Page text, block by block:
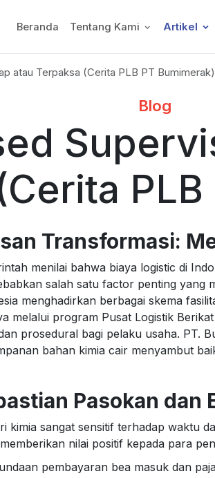
Beranda Tentang Kami Artikel
atau Terpaksa (Cerita PLB PT Bumimerak)
Blog
Transformasi:
menilai bahwa biaya logistic di
salah satu factor penting yang
menghadirkan berbagai skema
melalui program Pusat Logistik
prosedural bagi pelaku usaha. PT.
bahan kimia cair menyambut
Pasokan dan
kimia sangat sensitif terhadap waktu
nilai positif kepada para
pembayaran bea masuk dan